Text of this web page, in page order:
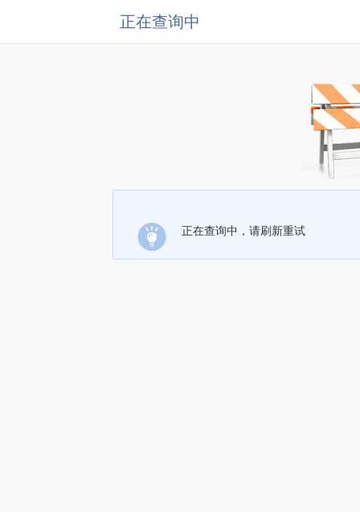
正在查询中
正在查询中，请刷新重试